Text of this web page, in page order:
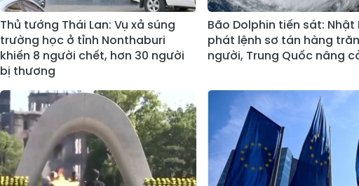
Thủ tướng Thái Lan: Vụ xả súng
trường học ở tỉnh Nonthaburi
khiến 8 người chết, hơn 30 người
bị thương
Bão Dolphin tiến sát: Nhật
phát lệnh sơ tán hàng
người, Trung Quốc nâng